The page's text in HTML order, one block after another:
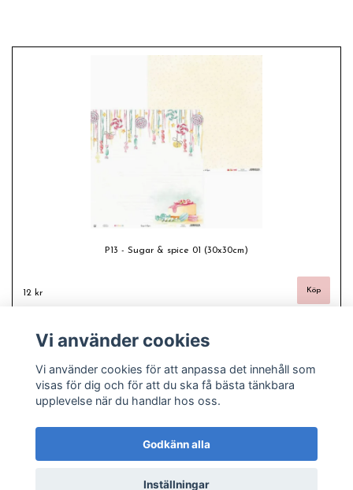
P13 - Sugar & spice 01 (30x30cm)
12 kr
Vi använder cookies
Vi använder cookies för att anpassa det innehåll som
visas för dig och för att du ska få bästa tänkbara
upplevelse när du handlar hos oss.
Godkänn alla
Inställningar